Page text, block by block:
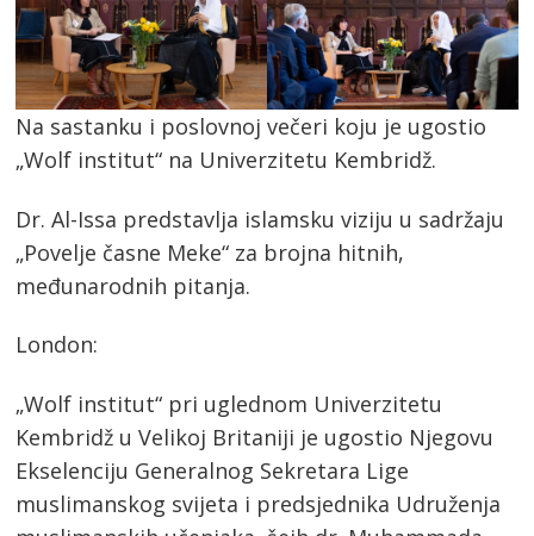
Na sastanku i poslovnoj večeri koju je ugostio
„Wolf institut“ na Univerzitetu Kembridž.
Dr. Al-Issa predstavlja islamsku viziju u sadržaju
„Povelje časne Meke“ za brojna hitnih,
međunarodnih pitanja.
London:
„Wolf institut“ pri uglednom Univerzitetu
Kembridž u Velikoj Britaniji je ugostio Njegovu
Ekselenciju Generalnog Sekretara Lige
muslimanskog svijeta i predsjednika Udruženja